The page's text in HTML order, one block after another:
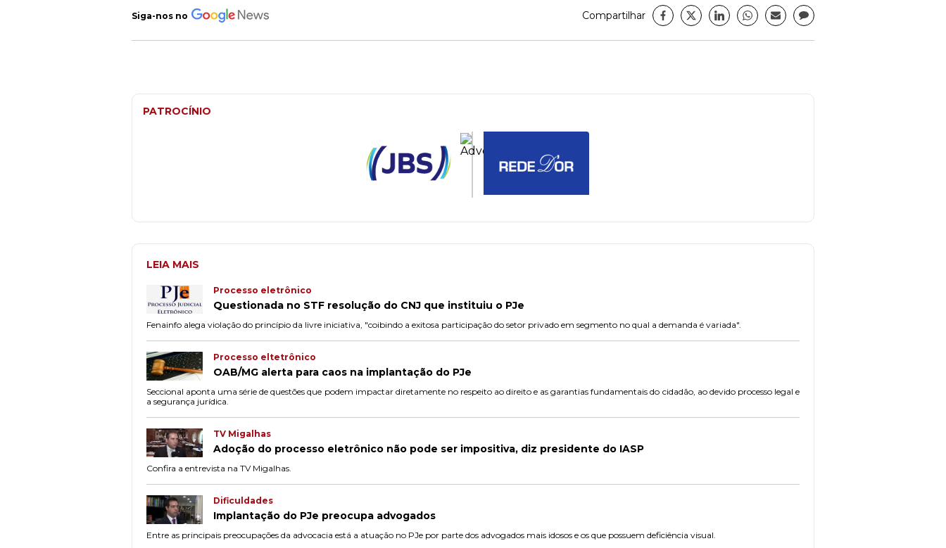
Siga-nos no Compartilhar
PATROCÍNIO
LEIA MAIS
Processo eletrônico
Questionada no STF resolução do CNJ que instituiu o PJe
Fenainfo alega violação do princípio da livre iniciativa, "coibindo a exitosa participação do setor privado em segmento no qual a demanda é variada".
Processo eltetrônico
OAB/MG alerta para caos na implantação do PJe
Seccional aponta uma série de questões que podem impactar diretamente no respeito ao direito e as garantias fundamentais do cidadão, ao devido processo legal e
a segurança jurídica.
TV Migalhas
Adoção do processo eletrônico não pode ser impositiva, diz presidente do IASP
Confira a entrevista na TV Migalhas.
Dificuldades
Implantação do PJe preocupa advogados
Entre as principais preocupações da advocacia está a atuação no PJe por parte dos advogados mais idosos e os que possuem deficiência visual.